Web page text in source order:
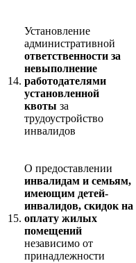
14.
Установление
административной
ответственности за
невыполнение
работодателями
установленной
квоты за
трудоустройство
инвалидов
15.
О предоставлении
инвалидам и семьям,
имеющим детей-
инвалидов, скидок на
оплату жилых
помещений
независимо от
принадлежности